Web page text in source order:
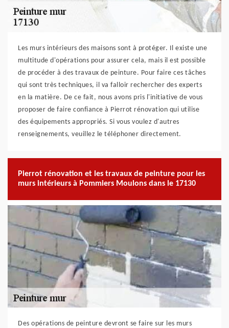
Les murs intérieurs des maisons sont à protéger. Il existe une
multitude d'opérations pour assurer cela, mais il est possible
de procéder à des travaux de peinture. Pour faire ces tâches
qui sont très techniques, il va falloir rechercher des experts
en la matière. De ce fait, nous avons pris l'initiative de vous
proposer de faire confiance à Pierrot rénovation qui utilise
des équipements appropriés. Si vous voulez d'autres
renseignements, veuillez le téléphoner directement.
Pierrot rénovation et les travaux de peinture pour les
murs intérieurs à Pommiers Moulons dans le 17130
Des opérations de peinture devront se faire sur les murs